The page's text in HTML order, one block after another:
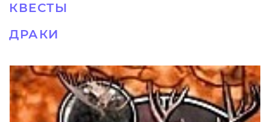
КВЕСТЫ
ДРАКИ